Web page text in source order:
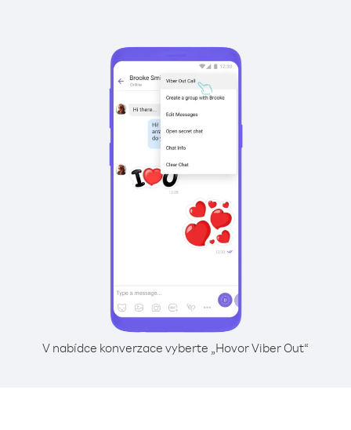
V nabídce konverzace vyberte „Hovor Viber Out“